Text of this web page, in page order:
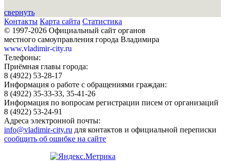
свернуть
Контакты Карта сайта Статистика
© 1997-2026 Официальный сайт органов
местного самоуправления города Владимира
www.vladimir-city.ru
Телефоны:
Приёмная главы города:
8 (4922) 53-28-17
Информация о работе с обращениями граждан:
8 (4922) 35-33-33, 35-41-26
Информация по вопросам регистрации писем от организаций
8 (4922) 53-24-91
Адреса электронной почты:
info@vladimir-city.ru для контактов и официальной переписки
сообщить об ошибке на сайте